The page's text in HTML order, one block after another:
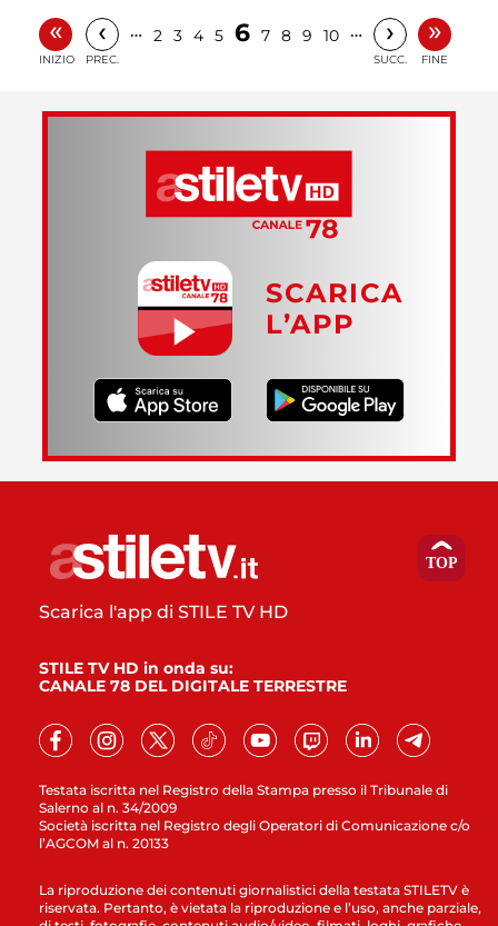
«
INIZIO
‹
PREC.
… 2 3 4 5 6 7 8 9 10 … ›
SUCC.
»
FINE
SCARICA
L’APP
Testata iscritta nel Registro della Stampa presso il Tribunale di
Salerno al n. 34/2009
Società iscritta nel Registro degli Operatori di Comunicazione c/o
l’AGCOM al n. 20133
Scarica l'app di STILE TV HD
STILE TV HD in onda su:
CANALE 78 DEL DIGITALE TERRESTRE
La riproduzione dei contenuti giornalistici della testata STILETV è
riservata. Pertanto, è vietata la riproduzione e l’uso, anche parziale,